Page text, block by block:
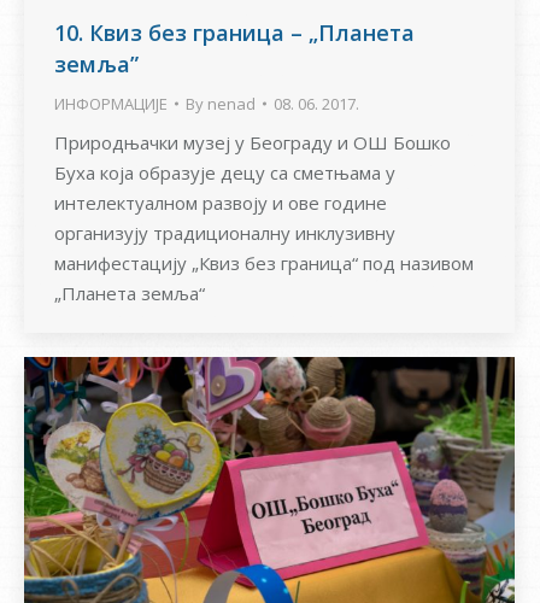
10. Квиз без граница – „Планета
земља”
ИНФОРМАЦИЈЕ By nenad 08. 06. 2017.
Природњачки музеј у Београду и ОШ Бошко
Буха која образује децу са сметњама у
интелектуалном развоју и ове године
организују традиционалну инклузивну
манифестацију „Квиз без граница“ под називом
„Планета земља“